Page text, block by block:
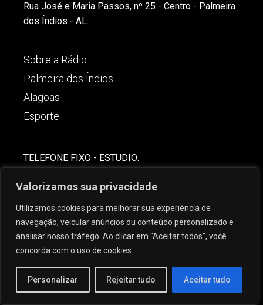
Valorizamos sua privacidade
Utilizamos cookies para melhorar sua experiência de
navegação, veicular anúncios ou conteúdo personalizado e
analisar nosso tráfego. Ao clicar em "Aceitar todos", você
concorda com o uso de cookies.
Personalizar Rejeitar tudo Aceitar tudo
Rua José e Maria Passos, nº 25 - Centro - Palmeira
dos Índios - AL.
Sobre a Rádio
Palmeira dos Índios
Alagoas
Esporte
TELEFONE FIXO - ESTUDIO:
(82) 99621-8806